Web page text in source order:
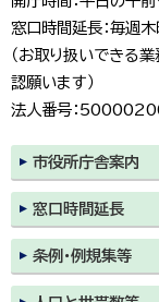
窓口時間延長：毎週
（お取り扱いできる
認願います）
法人番号：
市役所庁舎案内
窓口時間延長
条例・例規集等